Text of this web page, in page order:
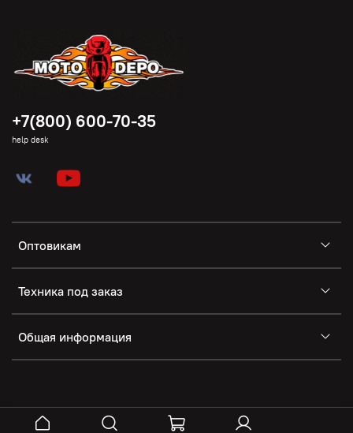
Оптовикам
Техника под заказ
Общая информация
+7(800) 600-70-35
help desk